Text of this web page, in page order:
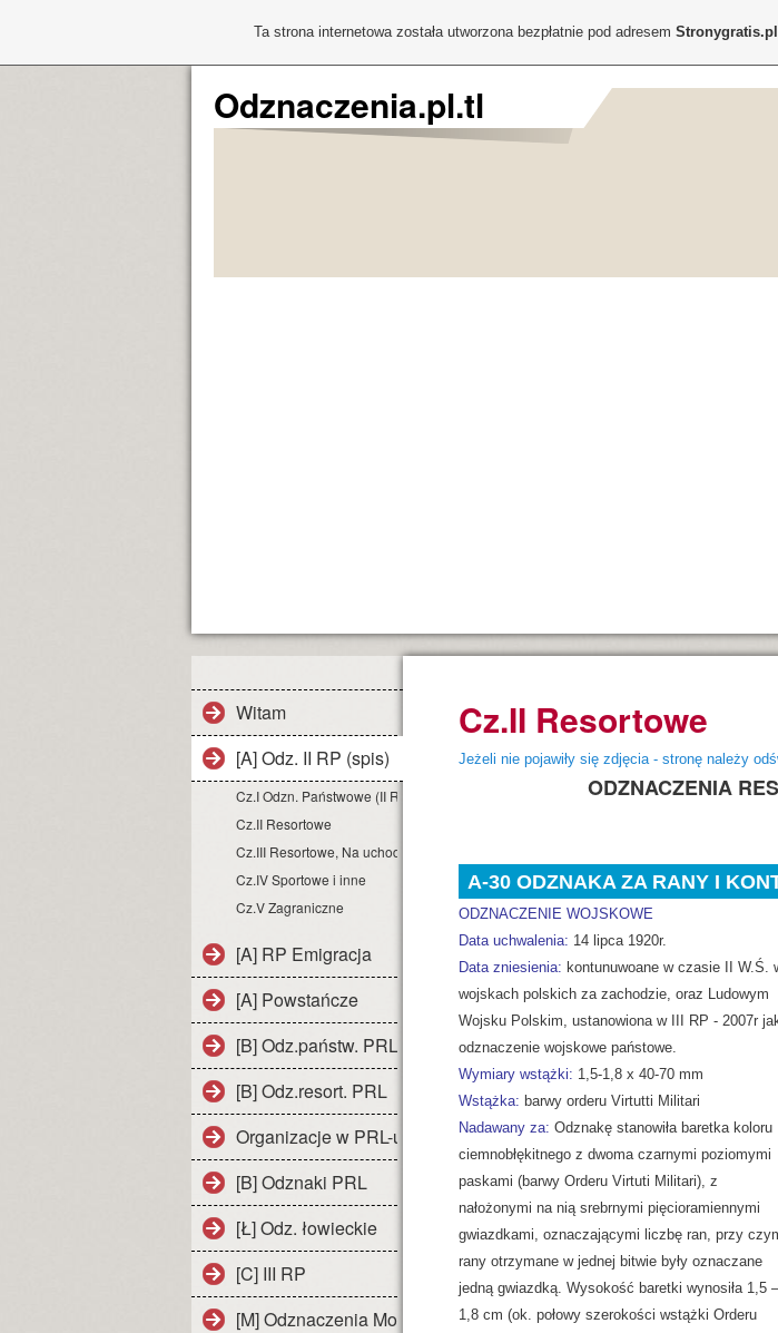
Odznaczenia.pl.tl
Witam
[A] Odz. II RP (spis)
Cz.I Odzn. Państwowe (II RP)
Cz.II Resortowe
Cz.III Resortowe, Na uchodźstwie
Cz.IV Sportowe i inne
Cz.V Zagraniczne
[A] RP Emigracja
[A] Powstańcze
[B] Odz.państw. PRL
[B] Odz.resort. PRL
Organizacje w PRL-u
[B] Odznaki PRL
[Ł] Odz. łowieckie
[C] III RP
[M] Odznaczenia Monarchistyczne Polski
Cz.II Resortowe
Jeżeli nie pojawiły się zdjęcia - stronę należy
ODZNACZENIA
A-30 ODZNAKA ZA RANY I
ODZNACZENIE WOJSKOWE
Data uchwalenia: 14 lipca 1920r.
Data zniesienia: kontunuwoane w czasie II W.Ś.
wojskach polskich za zachodzie, oraz Ludowym
Wojsku Polskim, ustanowiona w III RP - 2007r
odznaczenie wojskowe państowe.
Wymiary wstążki: 1,5-1,8 x 40-70 mm
Wstążka: barwy orderu Virtutti Militari
Nadawany za: Odznakę stanowiła baretka koloru
ciemnobłękitnego z dwoma czarnymi poziomymi
paskami (barwy Orderu Virtuti Militari), z
nałożonymi na nią srebrnymi pięcioramiennymi
gwiazdkami, oznaczającymi liczbę ran, przy
rany otrzymane w jednej bitwie były oznaczane
jedną gwiazdką. Wysokość baretki wynosiła 1,5 –
1,8 cm (ok. połowy szerokości wstążki Orderu
Ta strona internetowa została utworzona bezpłatnie pod adresem Stronygratis.pl